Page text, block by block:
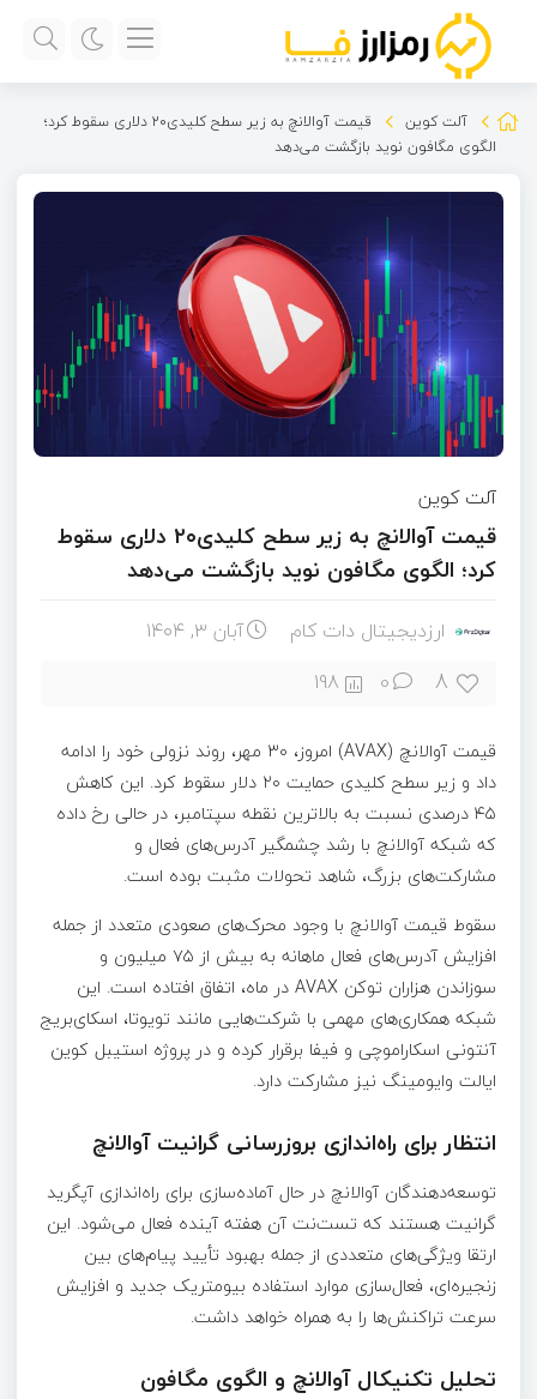
آلت کوین
قیمت آوالانچ به زیر سطح کلیدی۲۰ دلاری سقوط کرد؛
الگوی مگافون نوید بازگشت می‌دهد
آلت کوین
قیمت آوالانچ به زیر سطح کلیدی۲۰ دلاری سقوط
کرد؛ الگوی مگافون نوید بازگشت می‌دهد
ارزدیجیتال دات کام آبان ۳, ۱۴۰۴
8
0
198
قیمت آوالانچ (AVAX) امروز، ۳۰ مهر، روند نزولی خود را ادامه
داد و زیر سطح کلیدی حمایت ۲۰ دلار سقوط کرد. این کاهش
۴۵ درصدی نسبت به بالاترین نقطه سپتامبر، در حالی رخ داده
که شبکه آوالانچ با رشد چشمگیر آدرس‌های فعال و
مشارکت‌های بزرگ، شاهد تحولات مثبت بوده است.
سقوط قیمت آوالانچ با وجود محرک‌های صعودی متعدد از جمله
افزایش آدرس‌های فعال ماهانه به بیش از ۷۵ میلیون و
سوزاندن هزاران توکن AVAX در ماه، اتفاق افتاده است. این
شبکه همکاری‌های مهمی با شرکت‌هایی مانند تویوتا، اسکای‌بریج
آنتونی اسکاراموچی و فیفا برقرار کرده و در پروژه استیبل کوین
ایالت وایومینگ نیز مشارکت دارد.
انتظار برای راه‌اندازی بروزرسانی گرانیت آوالانچ
توسعه‌دهندگان آوالانچ در حال آماده‌سازی برای راه‌اندازی آپگرید
گرانیت هستند که تست‌نت آن هفته آینده فعال می‌شود. این
ارتقا ویژگی‌های متعددی از جمله بهبود تأیید پیام‌های بین
زنجیره‌ای، فعال‌سازی موارد استفاده بیومتریک جدید و افزایش
سرعت تراکنش‌ها را به همراه خواهد داشت.
تحلیل تکنیکال آوالانچ و الگوی مگافون